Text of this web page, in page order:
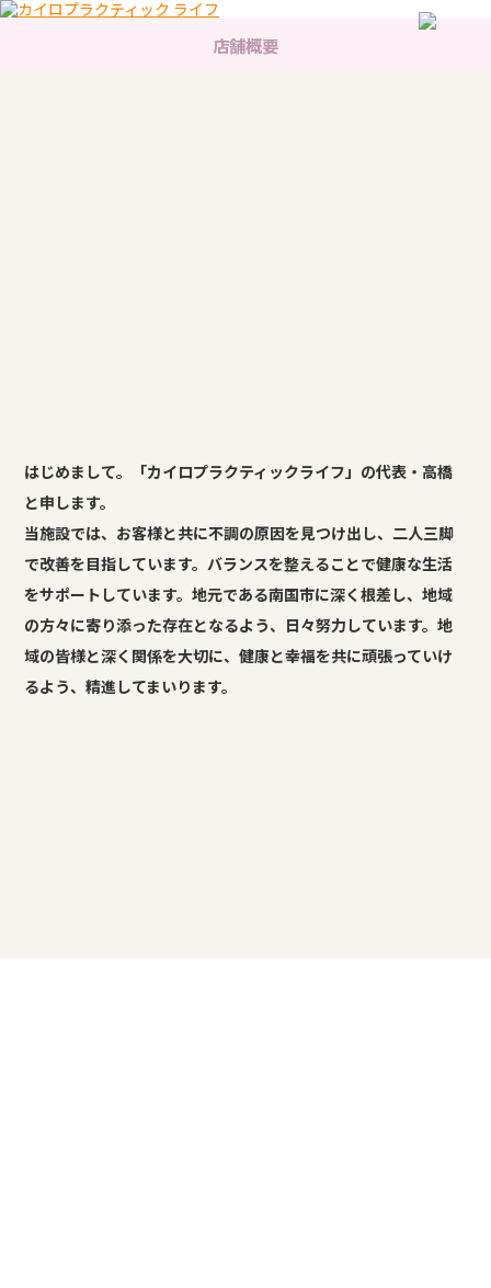
店舗概要
はじめまして。「カイロプラクティックライフ」の代表・高橋
と申します。
当施設では、お客様と共に不調の原因を見つけ出し、二人三脚
で改善を目指しています。バランスを整えることで健康な生活
をサポートしています。地元である南国市に深く根差し、地域
の方々に寄り添った存在となるよう、日々努力しています。地
域の皆様と深く関係を大切に、健康と幸福を共に頑張っていけ
るよう、精進してまいります。